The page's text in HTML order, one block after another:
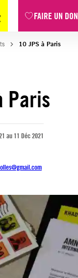
FAIRE UN DON
10 JPS à Paris
Paris
au 11 Déc 2021